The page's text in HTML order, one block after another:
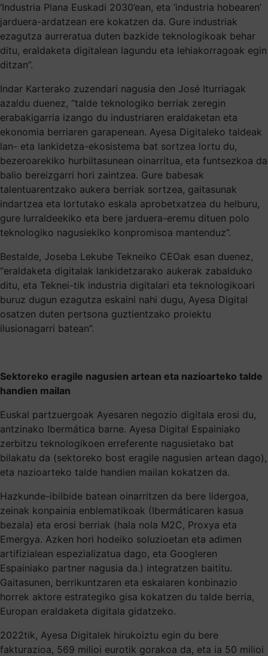
‘Industria Plana Euskadi 2030’ean, eta ‘industria hobearen’
jarduera-ardatzean ere kokatzen da. Gure industriak
ezagutza aurreratua duten bazkide teknologikoak behar
ditu, eraldaketa digitalean lagundu eta lehiakorragoak egin
ditzan”.
Indar Karterako zuzendari nagusia den José Iturriagak
azaldu duenez, “talde teknologiko berriak zeregin
erabakigarria izango du industriaren eraldaketan eta
ekonomia berriaren garapenean. Ayesa Digitaleko taldeak
lan- eta lankidetza-ekosistema bat sortzea lortu du,
bezeroarekiko hurbiltasunean oinarritua, eta funtsezkoa da
balio bereizgarri hori zaintzea. Gure babesak
talentuarentzako aukera berriak sortzea, gaitasunak
indartzea eta lortutako eskala aprobetxatzea du helburu,
gure lurraldeekiko eta bere jarduera-eremu dituen polo
teknologiko nagusiekiko konpromisoa mantenduz”.
Bestalde, Joseba Lekube Tekneiko CEOak esan duenez,
“eraldaketa digitalak lankidetzarako aukerak zabalduko
ditu, eta Teknei-tik industria digitalari eta teknologikoari
buruz dugun ezagutza eskaini nahi dugu, Ayesa Digital
osatzen duten pertsona guztientzako proiektu
ilusionagarri batean”.
Sektoreko eragile nagusien artean eta nazioarteko talde
handien mailan
Euskal partzuergoak Ayesaren negozio digitala erosi du,
antzinako Ibermática barne. Ayesa Digital Espainiako
zerbitzu teknologikoen erreferente nagusietako bat
bilakatu da (sektoreko bost eragile nagusien artean dago),
eta nazioarteko talde handien mailan kokatzen da.
Hazkunde-ibilbide batean oinarritzen da bere lidergoa,
zeinak konpainia enblematikoak (Ibermáticaren kasua
bezala) eta erosi berriak (hala nola M2C, Proxya eta
Emergya. Azken hori hodeiko soluzioetan eta adimen
artifizialean espezializatua dago, eta Googleren
Espainiako partner nagusia da.) integratzen baititu.
Gaitasunen, berrikuntzaren eta eskalaren konbinazio
horrek aktore estrategiko gisa kokatzen du talde berria,
Europan eraldaketa digitala gidatzeko.
2022tik, Ayesa Digitalek hirukoiztu egin du bere
fakturazioa, 569 milioi eurotik gorakoa da, eta ia 50 milioi